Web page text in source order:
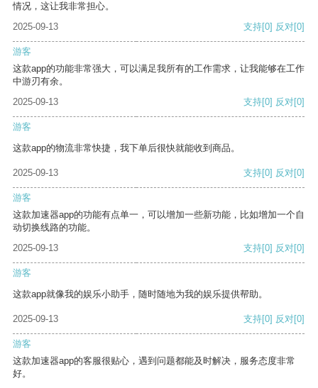
情况，这让我非常担心。
2025-09-13
支持[0] 反对[0]
游客
这款app的功能非常强大，可以满足我所有的工作需求，让我能够在工作
中游刃有余。
2025-09-13
支持[0] 反对[0]
游客
这款app的物流非常快捷，我下单后很快就能收到商品。
2025-09-13 支持[0] 反对[0]
游客
这款加速器app的功能有点单一，可以增加一些新功能，比如增加一个自
动切换线路的功能。
2025-09-13
支持[0] 反对[0]
游客
这款app就像我的娱乐小助手，随时随地为我的娱乐提供帮助。
2025-09-13 支持[0] 反对[0]
游客
这款加速器app的客服很贴心，遇到问题都能及时解决，服务态度非常
好。